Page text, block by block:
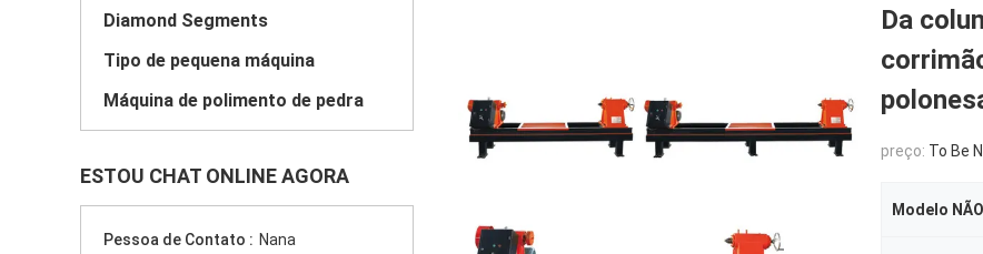
Diamond Segments
Tipo de pequena máquina
Máquina de polimento de pedra
ESTOU CHAT ONLINE AGORA
Pessoa de Contato : Nana
Da
preço: To Be
Modelo